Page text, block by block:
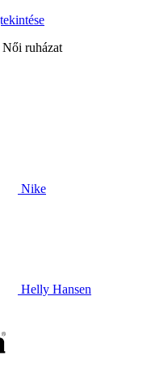
Női ruházat
Nike
Helly Hansen